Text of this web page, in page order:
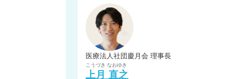
医療法人社団慶月会 理事長
こうづき なおゆき
上月 直之